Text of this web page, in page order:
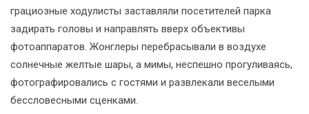
грациозные ходулисты заставляли посетителей парка
задирать головы и направлять вверх объективы
фотоаппаратов. Жонглеры перебрасывали в воздухе
солнечные желтые шары, а мимы, неспешно прогуливаясь,
фотографировались с гостями и развлекали веселыми
бессловесными сценками.